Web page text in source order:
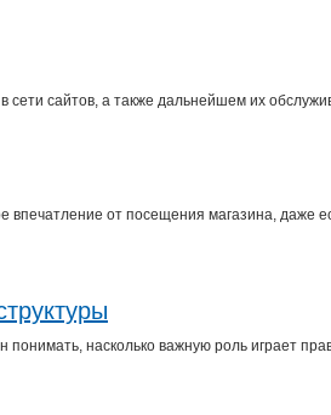
сайтов, а также дальнейшем их
от посещения магазина, даже
насколько важную роль играет